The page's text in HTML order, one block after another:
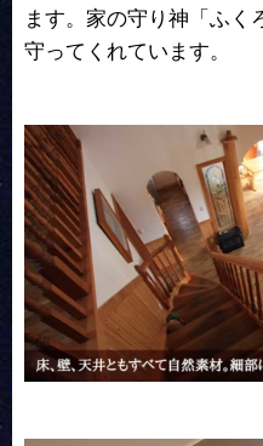
ます。家の守り神「ふく
守ってくれています。